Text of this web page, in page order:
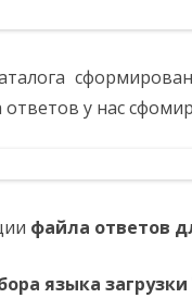
у нас
файла ответов
языка загрузки